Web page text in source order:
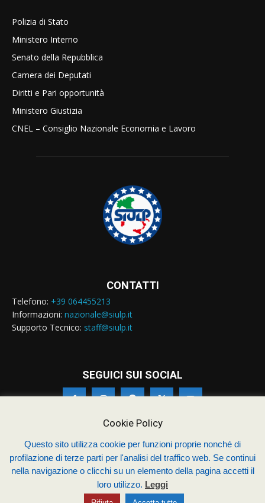
Polizia di Stato
Ministero Interno
Senato della Repubblica
Camera dei Deputati
Diritti e Pari opportunità
Ministero Giustizia
CNEL – Consiglio Nazionale Economia e Lavoro
CONTATTI
Telefono: +39 064455213
Informazioni: nazionale@siulp.it
Supporto Tecnico: staff@siulp.it
SEGUICI SUI SOCIAL
© Siulp 2026 - C.F.97014000588 - Realizzato dastudio4s.com
Sindacato Italiano Unitario dei Lavoratori della Polizia
Chi siamo – Statuto
Termini & Condizioni
Contatti
Cookie Policy
Questo sito utilizza cookie per funzioni proprie nonché di
profilazione di terze parti per l'analisi del traffico web. Se continui
nella navigazione o clicchi su un elemento della pagina accetti il
loro utilizzo. Leggi